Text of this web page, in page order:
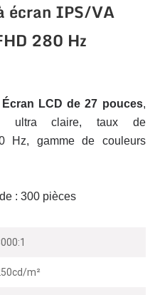
écran IPS/VA
280 Hz
Écran LCD de 27 pouces,
ultra claire, taux de
Hz, gamme de couleurs
: 300 pièces
m²